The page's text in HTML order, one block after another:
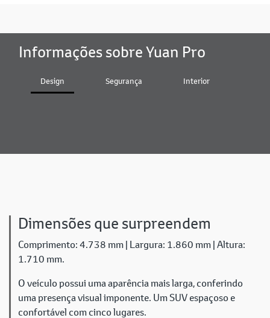
Informações sobre Yuan Pro
Design Segurança Interior
Dimensões que surpreendem
Comprimento: 4.738 mm | Largura: 1.860 mm | Altura:
1.710 mm.
O veículo possui uma aparência mais larga, conferindo
uma presença visual imponente. Um SUV espaçoso e
confortável com cinco lugares.